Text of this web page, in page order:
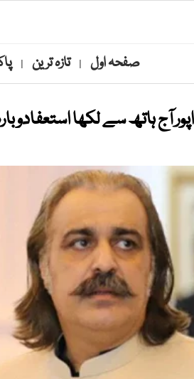
صفحہ اول | تازہ ترین |
آج ہاتھ سے لکھا